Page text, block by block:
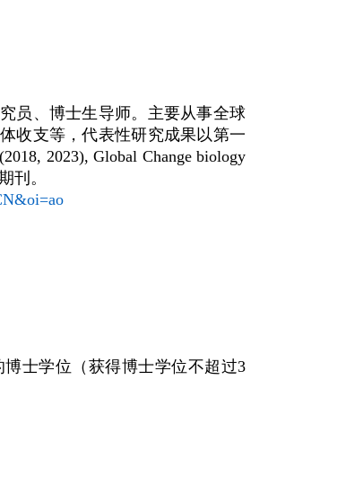
员、博士生导师。主要从事全球
收支等，代表性研究成果以第一
2023), Global Change biology
刊。
士学位（获得博士学位不超过3